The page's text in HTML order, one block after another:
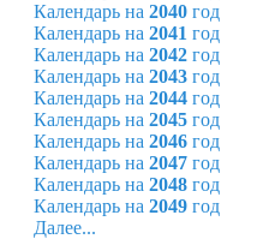
Календарь на 2040 год
Календарь на 2041 год
Календарь на 2042 год
Календарь на 2043 год
Календарь на 2044 год
Календарь на 2045 год
Календарь на 2046 год
Календарь на 2047 год
Календарь на 2048 год
Календарь на 2049 год
Далее...